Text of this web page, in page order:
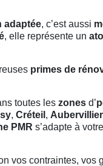
adaptée, c’est aussi
, elle représente un
primes de
toutes les zones d’
, Créteil ,
PMR s’adapte à
vos contraintes, vos